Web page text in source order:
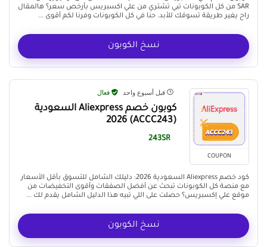
SAR من كل الكوبونات تبي تشتري من علي اكسبريس بأرخص سعر؟ هالمقال
راح يغير طريقة تسوقك للأبد. حنا في كل الكوبونات وفرنا لكم أقوى ...
نسخ الكوبون
COUPON
قبل أسبوع واحد فعال
كوبون خصم Aliexpress السعودية
(ACCC243) 2026
243SR
كود خصم Aliexpress السعودية 2026: دليلك الشامل للتسوق بأقل الأسعار
مع منصة كل الكوبونات تبحث عن أفضل الصفقات وأقوى التخفيضات من
موقع علي إكسبريس؟ حصلت على اللي تبيه هذا الدليل الشامل يقدم لك ...
نسخ الكوبون